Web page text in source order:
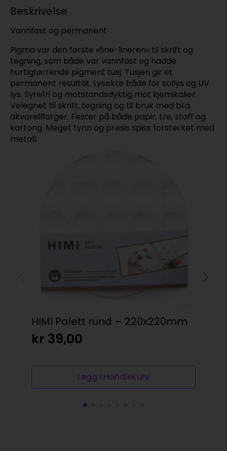
Beskrivelse
Vannfast og permanent
Pigma var den første «fine-lineren» til skrift og
tegning, som både var vannfast og hadde
hurtigtørrende pigment tusj. Tusjen gir et
permanent resultat. Lysekte både for sollys og UV
lys. Syrefri og motstandsdyktig mot kjemikalier.
Velegnet til skrift, tegning og til bruk med bl.a.
akvarellfarger. Fester på både papir, tre, stoff og
kartong. Meget tynn og presis spiss forsterket med
metall.
HIMI Palett rund – 220x220mm
kr 39,00
Legg I Handlekurv